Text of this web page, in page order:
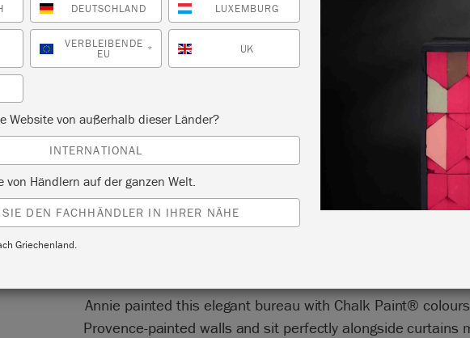
ANZEIGEN FARBE ALLE FARBEN
Inspiration
PROVENCE AND
BLUE COLOUR MIX
by Annie Sloan
Annie painted this elegant bureau with Chalk Paint®
Provence-painted walls and sit perfectly alongside curtains
DEUTSCHLAND LUXEMBURG
VERBLEIBENDE
EU * UK
Website von außerhalb dieser Länder?
INTERNATIONAL
von Händlern auf der ganzen Welt.
DEN FACHHÄNDLER IN IHRER NÄHE
Griechenland.